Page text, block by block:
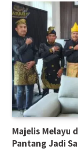
Majelis Melayu
Pantang Jadi